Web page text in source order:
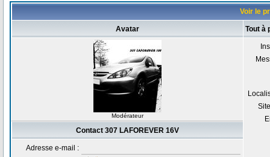
Voir le
Avatar Tout à
Modérateur
Contact 307 LAFOREVER 16V
Adresse e-mail :